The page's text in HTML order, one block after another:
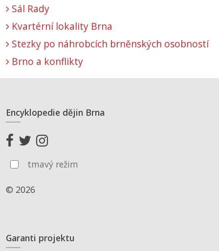
Sál Rady
Kvartérní lokality Brna
Stezky po náhrobcích brněnských osobností
Brno a konflikty
Encyklopedie dějin Brna
tmavý režim
© 2026
Garanti projektu